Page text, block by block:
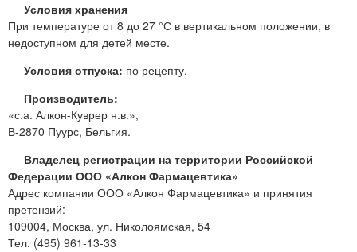
Условия хранения
При температуре от 8 до 27 °С в вертикальном положении, в
недоступном для детей месте.
Условия отпуска: по рецепту.
Производитель:
«с.а. Алкон-Куврер н.в.»,
В-2870 Пуурс, Бельгия.
Владелец регистрации на территории Российской
Федерации ООО «Алкон Фармацевтика»
Адрес компании ООО «Алкон Фармацевтика» и принятия
претензий:
109004, Москва, ул. Николоямская, 54
Тел. (495) 961-13-33